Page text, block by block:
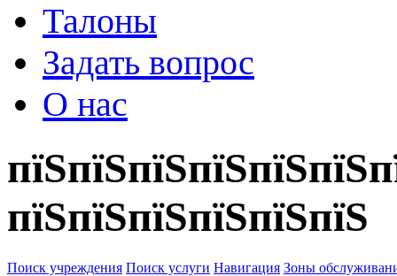
Талоны
Задать вопрос
О нас
пїЅпїЅпїЅпїЅпїЅпїЅ
Поиск учреждения Поиск услуги Навигация Зоны